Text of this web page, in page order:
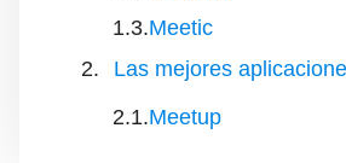
Meetic
Las mejores
Meetup